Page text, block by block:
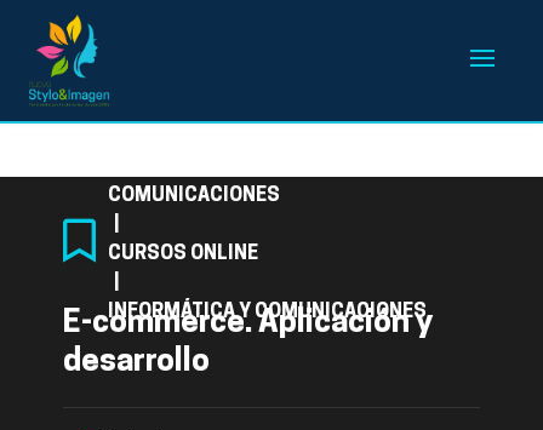
COMUNICACIONES
CURSOS ONLINE
INFORMÁTICA Y COMUNICACIONES
E-commerce. Aplicación y
desarrollo